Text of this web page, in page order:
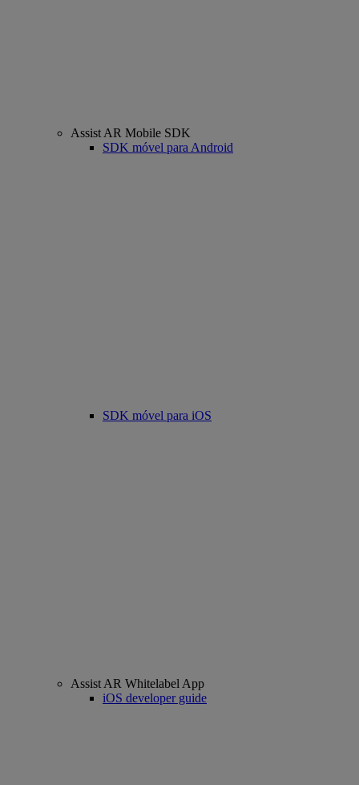
Assist AR Mobile SDK
SDK móvel para Android
SDK móvel para iOS
Assist AR Whitelabel App
iOS developer guide